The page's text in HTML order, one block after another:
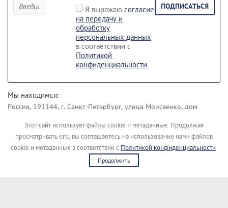
Я выражаю согласие
на передачу и
обработку
персональных данных
в соответствии с
Политикой
конфиденциальности
ПОДПИСАТЬСЯ
Мы находимся:
Россия, 191144, г. Санкт-Петербург, улица Моисеенко, дом
+7 (812) 495-45-19 +7 (911) 148-04-00
Copyright © [kupimigalku]
Этот сайт использует файлы cookie и метаданные. Продолжая
просматривать его, вы соглашаетесь на использование нами файлов
cookie и метаданных в соответствии с Политикой конфиденциальности.
Продолжить